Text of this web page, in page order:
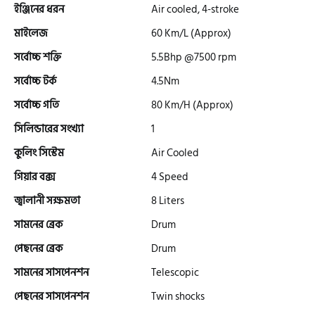
কাওয়াসাকি (Kawasaki)
এপ্রিলিয়া (Aprilia)
গ্রীন টাইগার (Green Tiger)
বীটল বোল্ট (Beetle Bolt)
ইঞ্জিনের ধরন
Air cooled, 4-stroke
মাইলেজ
60 Km/L (Approx)
সর্বোচ্চ শক্তি
5.5Bhp @7500 rpm
সর্বোচ্চ টর্ক
4.5Nm
সর্বোচ্চ গতি
80 Km/H (Approx)
সিলিন্ডারের সংখ্যা
1
কুলিং সিস্টেম
Air Cooled
গিয়ার বক্স
4 Speed
জ্বালানী সক্ষমতা
8 Liters
সামনের ব্রেক
Drum
পেছনের ব্রেক
Drum
সামনের সাসপেনশন
Telescopic
পেছনের সাসপেনশন
Twin shocks